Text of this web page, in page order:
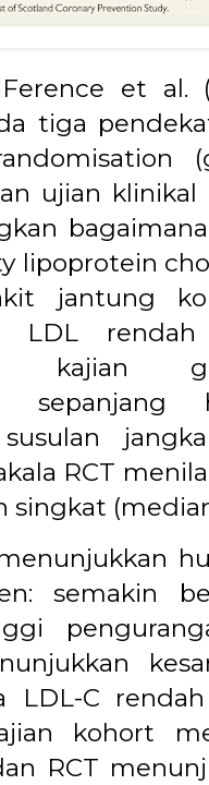
et al.
tiga
ujian klinikal
lipoprotein
jantung
LDL
kajian
RCT
singkat
semakin
LDL-C
kohort
RCT